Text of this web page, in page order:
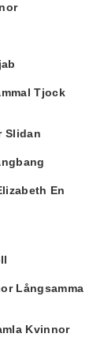
Tjock
Slidan
En
Långsamma
Kvinnor